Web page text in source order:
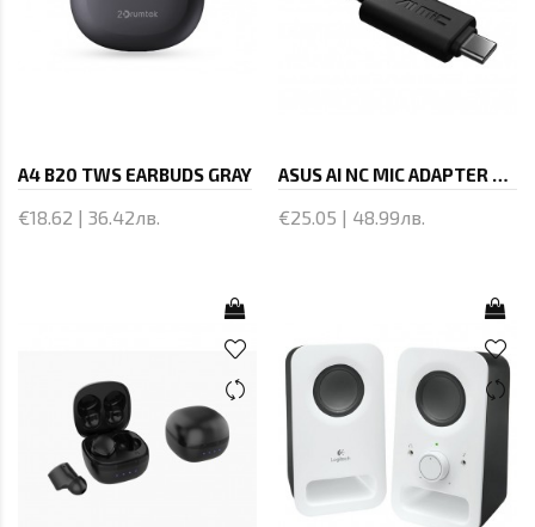
A4 B20 TWS EARBUDS GRAY
€18.62 | 36.42лв.
ASUS AI NC MIC ADAPTER USB-C/3
€25.05 | 48.99лв.